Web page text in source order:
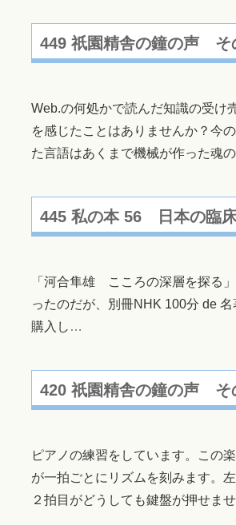
449 祇園精舎の鐘の声
Web.の何処かで読んだ知識の受け
を感じたことはありませんか？今
た言語はあくまで機械が作った魂
445 私の本 56 日本の臨
「河合隼雄 こころの深層を探
ったのだが、別冊NHK 100分 de
購入し …
420 祇園精舎の鐘の声 そ
ピアノの練習をしています。この
が一拍ごとにリズムを刻みます。
２拍目がどうしても鍵盤が押せま